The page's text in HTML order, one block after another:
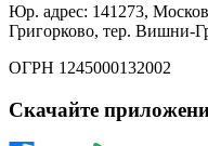
Юр. адрес: 141273,
Григорково, тер. Вишни-
ОГРН 1245000132002
Скачайте